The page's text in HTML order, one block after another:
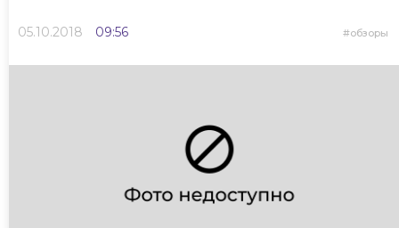
05.10.2018 09:56 обзоры